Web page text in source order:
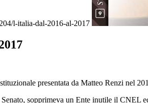
l-italia-dal-2016-al-2017
presentata da Matteo Renzi nel
sopprimeva un Ente inutile il CNEL